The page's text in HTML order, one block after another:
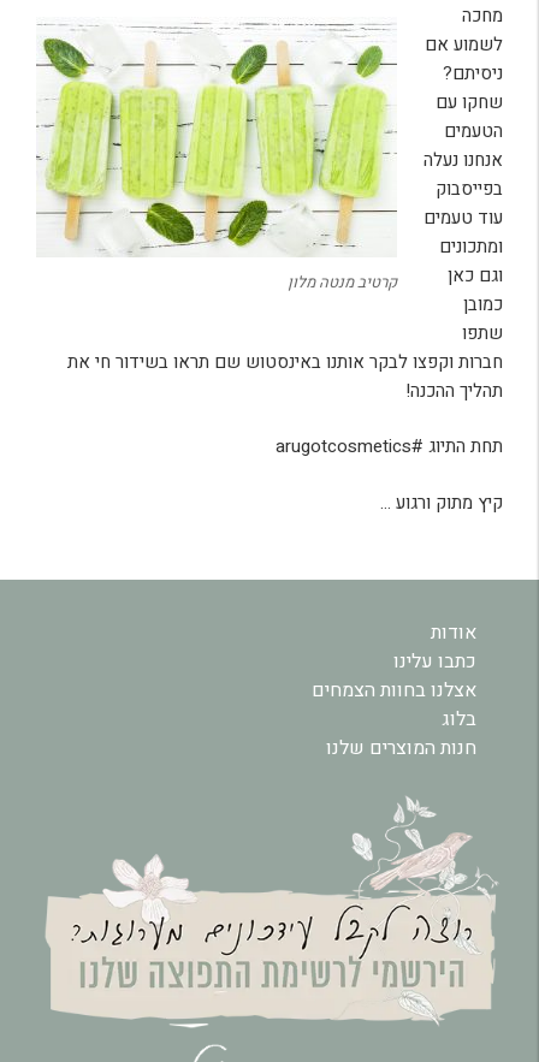
קרטיב מנטה מלון
מחכה
לשמוע אם
ניסיתם?
שחקו עם
הטעמים
אנחנו נעלה
בפייסבוק
עוד טעמים
ומתכונים
וגם כאן
כמובן
שתפו
חברות וקפצו לבקר אותנו באינסטוש שם תראו בשידור חי את
תהליך ההכנה!
תחת התיוג #arugotcosmetics
קיץ מתוק ורגוע …
אודות
כתבו עלינו
אצלנו בחוות הצמחים
בלוג
חנות המוצרים שלנו